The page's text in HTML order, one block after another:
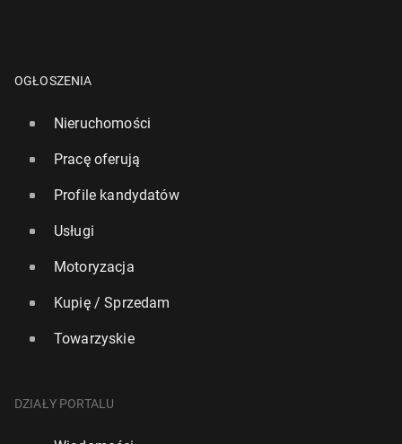
OGŁOSZENIA
Nieruchomości
Pracę oferują
Profile kandydatów
Usługi
Motoryzacja
Kupię / Sprzedam
Towarzyskie
DZIAŁY PORTALU